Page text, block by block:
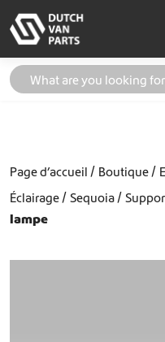
Page d’accueil Boutique
Éclairage
Sequoia
lampe